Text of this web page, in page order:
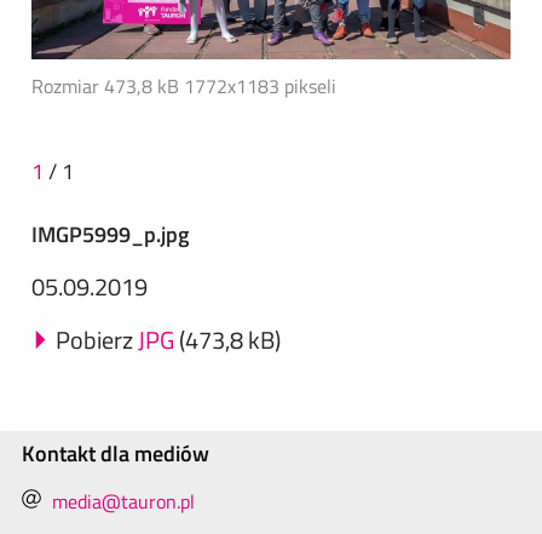
Rozmiar 473,8 kB 1772x1183 pikseli
1 / 1
IMGP5999_p.jpg
05.09.2019
PobierzJPG(473,8 kB)
Kontakt dla mediów
media@tauron.pl